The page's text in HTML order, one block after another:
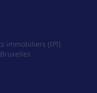
immobiliers (IPI)